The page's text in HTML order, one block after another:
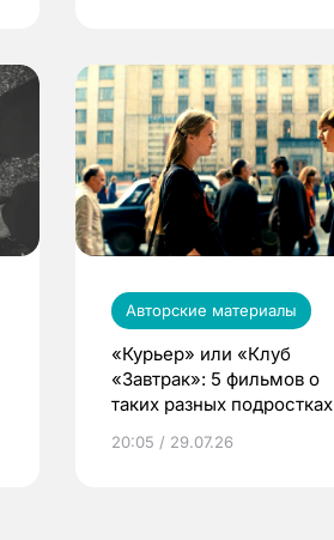
Авторские материалы
«Курьер» или «Клуб
«Завтрак»: 5 фильмов о
таких разных подростках
20:05 / 29.07.26